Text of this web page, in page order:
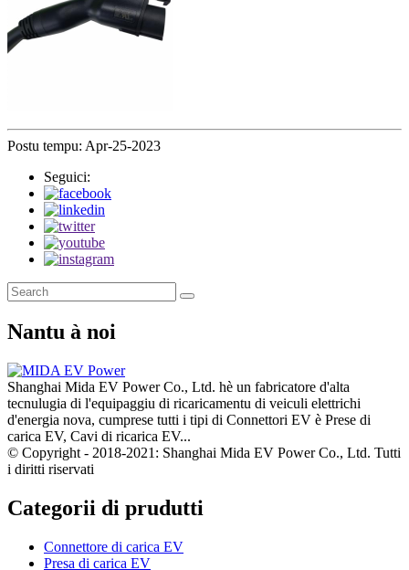
Postu tempu: Apr-25-2023
Seguici:
Nantu à noi
Shanghai Mida EV Power Co., Ltd. hè un fabricatore d'alta
tecnulugia di l'equipaggiu di ricaricamentu di veiculi elettrichi
d'energia nova, cumprese tutti i tipi di Connettori EV è Prese di
carica EV, Cavi di ricarica EV...
© Copyright - 2018-2021: Shanghai Mida EV Power Co., Ltd. Tutti
i diritti riservati
Categorii di prudutti
Connettore di carica EV
Presa di carica EV